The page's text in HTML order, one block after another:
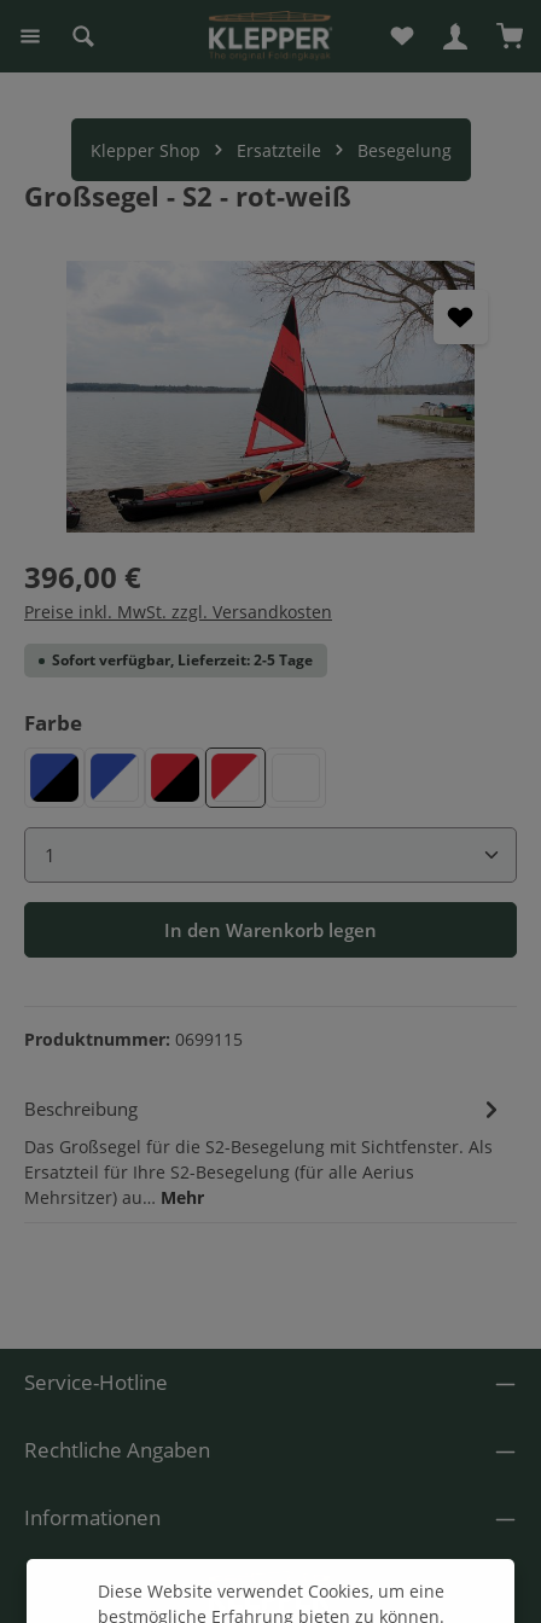
springen Du hast 0
Klepper Shop Ersatzteile Besegelung
Großsegel - S2 - rot-weiß
396,00 €
Preise inkl. MwSt. zzgl. Versandkosten
Sofort verfügbar, Lieferzeit: 2-5 Tage
Farbeauswählen
Blau-Schwarz
Blau-WeißRot-Schwarz
Produkt Anzahl: Gib den gewünschten Wert ein
In den Warenkorb legen
Produktnummer: 0699115
Beschreibung
Das Großsegel für die S2-Besegelung mit Sichtfenster. Als
Ersatzteil für Ihre S2-Besegelung (für alle Aerius
Mehrsitzer) au… Mehr
Service-Hotline
Rechtliche Angaben
Informationen
Diese Website verwendet Cookies, um eine
bestmögliche Erfahrung bieten zu können.